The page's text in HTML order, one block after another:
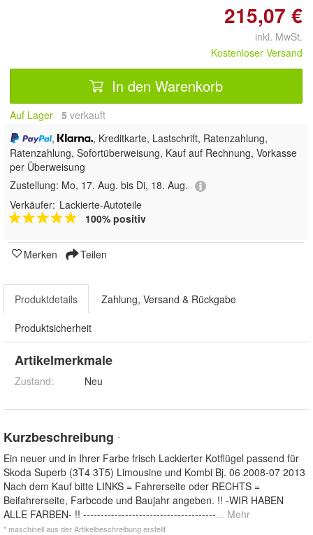
215,07 €
inkl. MwSt.
Kostenloser Versand
In den Warenkorb
Auf Lager 5 verkauft
,
, Kreditkarte, Lastschrift, Ratenzahlung,
Ratenzahlung, Sofortüberweisung, Kauf auf Rechnung, Vorkasse
per Überweisung
Zustellung: Mo, 17. Aug. bis Di, 18. Aug.
Verkäufer: Lackierte-Autoteile
100% positiv
Merken Teilen
Produktdetails Zahlung, Versand & Rückgabe
Produktsicherheit
Artikelmerkmale
Zustand: Neu
Kurzbeschreibung *
Ein neuer und in Ihrer Farbe frisch Lackierter Kotflügel passend für
Skoda Superb (3T4 3T5) Limousine und Kombi Bj. 06 2008-07 2013
Nach dem Kauf bitte LINKS = Fahrerseite oder RECHTS =
Beifahrerseite, Farbcode und Baujahr angeben. !! -WIR HABEN
ALLE FARBEN- !! --------------------------------------... Mehr
* maschinell aus der Artikelbeschreibung erstellt